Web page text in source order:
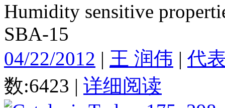
Humidity sensitive
SBA-15
04/22/2012 | 王 润伟 | 代
数:6423 | 详细阅读